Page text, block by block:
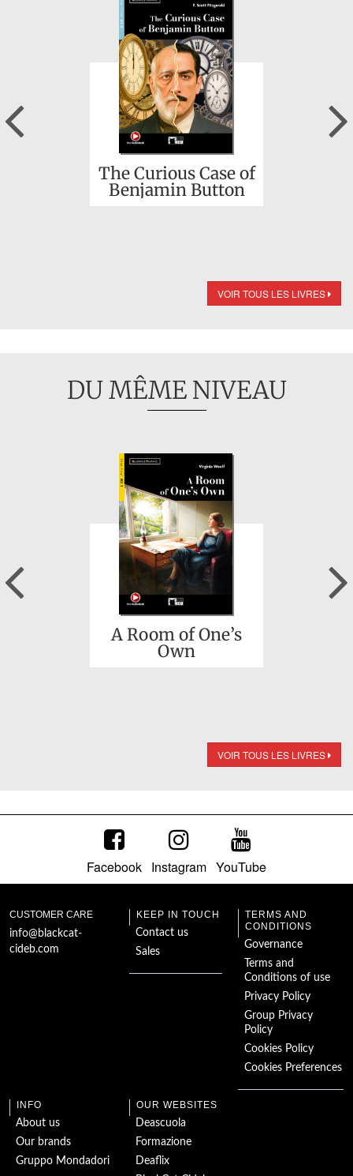
The Curious Case of
Benjamin Button
Previous
VOIR TOUS LES LIVRES
DU MÊME NIVEAU
A Room of One’s
Own
Previous
VOIR TOUS LES LIVRES
Facebook Instagram YouTube